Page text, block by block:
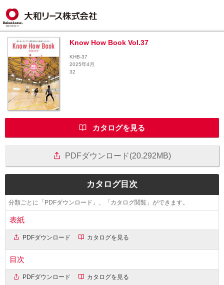
Know How Book Vol.37
KHB-37
2025年4月
32
カタログを見る
PDFダウンロード(20.292MB)
カタログ目次
分類ごとに「PDFダウンロード」、「カタログ閲覧」ができます。
表紙
PDFダウンロード カタログを見る
目次
PDFダウンロード カタログを見る